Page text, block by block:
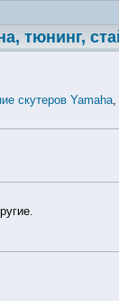
тюнинг,
скутеров Yamaha,